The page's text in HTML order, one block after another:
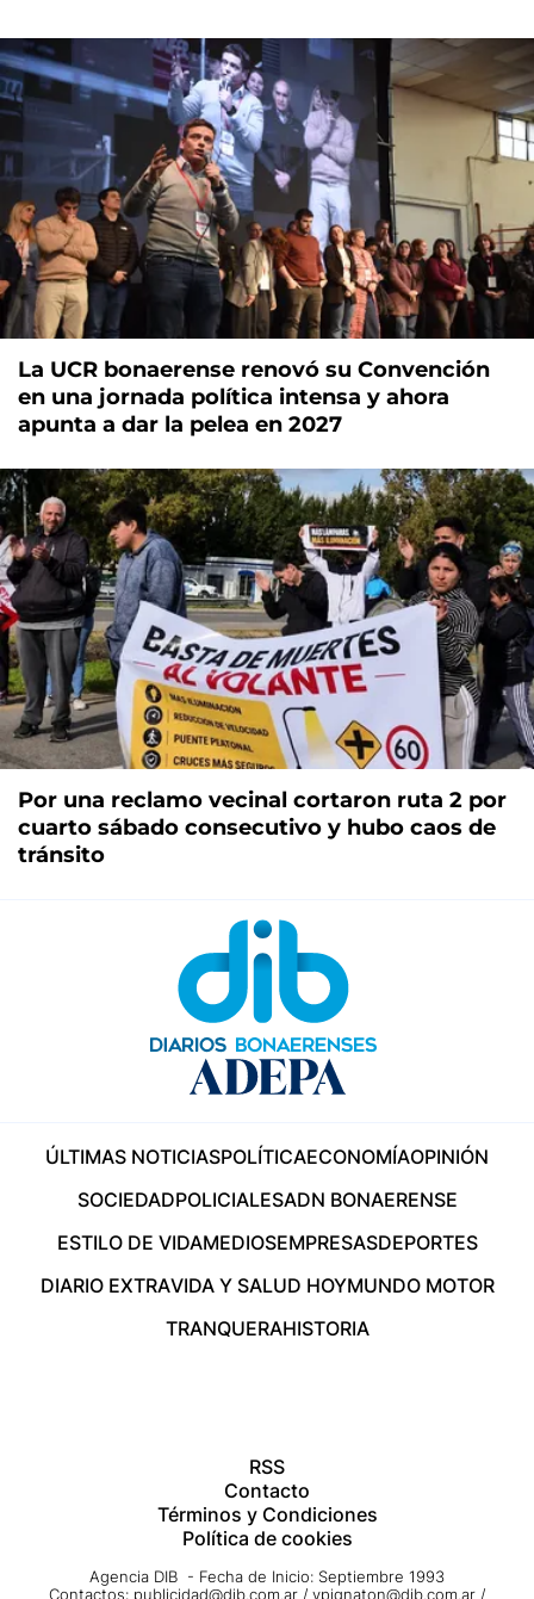
La UCR bonaerense renovó su Convención
en una jornada política intensa y ahora
apunta a dar la pelea en 2027
Por una reclamo vecinal cortaron ruta 2 por
cuarto sábado consecutivo y hubo caos de
tránsito
ÚLTIMAS NOTICIASPOLÍTICAECONOMÍAOPINIÓN
SOCIEDADPOLICIALESADN BONAERENSE
ESTILO DE VIDAMEDIOSEMPRESASDEPORTES
DIARIO EXTRAVIDA Y SALUD HOYMUNDO MOTOR
TRANQUERAHISTORIA
RSS
Contacto
Términos y Condiciones
Política de cookies
Agencia DIB - Fecha de Inicio: Septiembre 1993
Contactos: publicidad@dib.com.ar / vpignaton@dib.com.ar /